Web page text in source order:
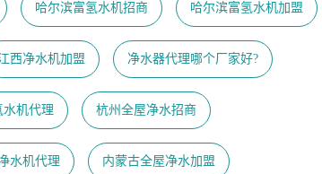
哈尔滨富氢水机招商 哈尔滨富氢水机加盟
西净水机加盟 净水器代理哪个厂家好?
水机代理 杭州全屋净水招商
水机代理 内蒙古全屋净水加盟